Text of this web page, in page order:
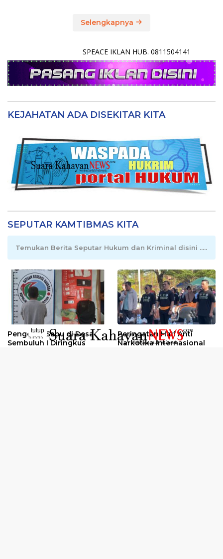
Selengkapnya
SPEACE IKLAN HUB. 0811504141
KEJAHATAN ADA DISEKITAR KITA
SEPUTAR KAMTIBMAS KITA
Temukan Berita Seputar Hukum dan Kriminal disini .....
Pengedar Sabu di Desa
Sembuluh I Diringkus
Peringatan Hari Anti
Narkotika Internasional
tutup
..........